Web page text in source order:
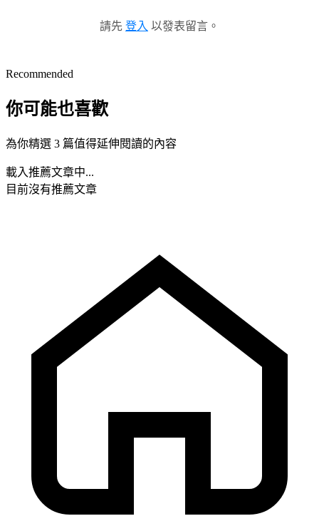
請先 登入 以發表留言。
Recommended
你可能也喜歡
為你精選 3 篇值得延伸閱讀的內容
載入推薦文章中...
目前沒有推薦文章